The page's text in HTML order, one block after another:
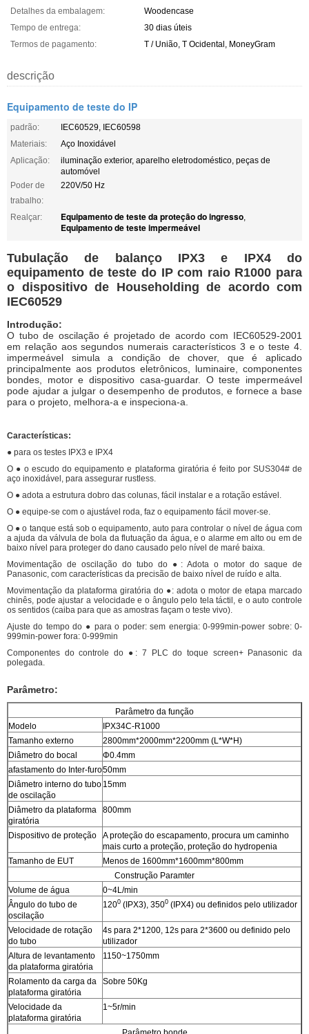
Detalhes da embalagem:
Woodencase
Tempo de entrega:
30 dias úteis
Termos de pagamento:
T / União, T Ocidental, MoneyGram
descrição
Equipamento de teste do IP
padrão:
IEC60529, IEC60598
Materiais:
Aço Inoxidável
Aplicação:
iluminação exterior, aparelho eletrodoméstico, peças de
automóvel
Poder de
trabalho:
220V/50 Hz
Realçar: Equipamento de teste da proteção do ingresso,
Equipamento de teste impermeável
Tubulação de balanço IPX3 e IPX4 do
equipamento de teste do IP com raio R1000 para
o dispositivo de Householding de acordo com
IEC60529
Introdução:
O tubo de oscilação é projetado de acordo com IEC60529-2001
em relação aos segundos numerais característicos 3 e o teste 4.
impermeável simula a condição de chover, que é aplicado
principalmente aos produtos eletrônicos, luminaire, componentes
bondes, motor e dispositivo casa-guardar. O teste impermeável
pode ajudar a julgar o desempenho de produtos, e fornece a base
para o projeto, melhora-a e inspeciona-a.
Características:
● para os testes IPX3 e IPX4
O ● o escudo do equipamento e plataforma giratória é feito por SUS304# de
aço inoxidável, para assegurar rustless.
O ● adota a estrutura dobro das colunas, fácil instalar e a rotação estável.
O ● equipe-se com o ajustável roda, faz o equipamento fácil mover-se.
O ● o tanque está sob o equipamento, auto para controlar o nível de água com
a ajuda da válvula de bola da flutuação da água, e o alarme em alto ou em de
baixo nível para proteger do dano causado pelo nível de maré baixa.
Movimentação de oscilação do tubo do ●: Adota o motor do saque de
Panasonic, com características da precisão de baixo nível de ruído e alta.
Movimentação da plataforma giratória do ●: adota o motor de etapa marcado
chinês, pode ajustar a velocidade e o ângulo pelo tela táctil, e o auto controle
os sentidos (caiba para que as amostras façam o teste vivo).
Ajuste do tempo do ● para o poder: sem energia: 0-999min-power sobre: 0-
999min-power fora: 0-999min
Componentes do controle do ●: 7 PLC do toque screen+ Panasonic da
polegada.
Parâmetro:
Parâmetro da função
Modelo
IPX34C-R1000
Tamanho externo
2800mm*2000mm*2200mm (L*W*H)
Diâmetro do bocal
Φ0.4mm
afastamento do Inter-furo50mm
Diâmetro interno do tubo
de oscilação
15mm
Diâmetro da plataforma
giratória
800mm
Dispositivo de proteção
A proteção do escapamento, procura um caminho
mais curto a proteção, proteção do hydropenia
Tamanho de EUT
Menos de 1600mm*1600mm*800mm
Construção Paramter
Volume de água
0~4L/min
Ângulo do tubo de
oscilação
1200 (IPX3), 3500 (IPX4) ou definidos pelo utilizador
Velocidade de rotação
do tubo
4s para 2*1200, 12s para 2*3600 ou definido pelo
utilizador
Altura de levantamento
da plataforma giratória
1150~1750mm
Rolamento da carga da
plataforma giratória
Sobre 50Kg
Velocidade da
plataforma giratória
1~5r/min